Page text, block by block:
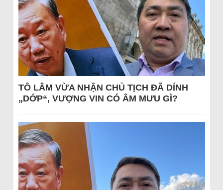
TÔ LÂM VỪA NHẬN CHỦ TỊCH ĐÃ DÍNH
„DỚP“, VƯỢNG VIN CÓ ÂM MƯU GÌ?